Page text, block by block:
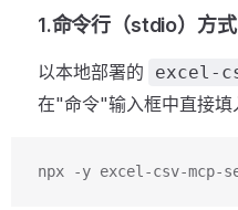
1.命令行（stdio）方式
以本地部署的 excel-
在"命令"输入框中直接填
npx -y excel-csv-mcp-